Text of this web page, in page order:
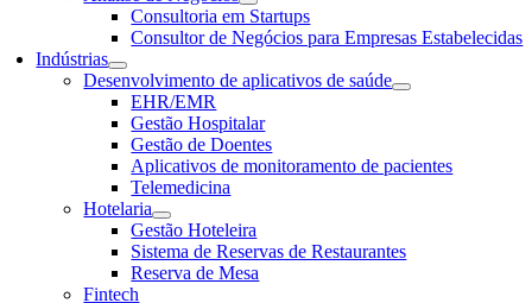
Consultoria em Startups
Consultor de Negócios para Empresas Estabelecidas
Indústrias
Desenvolvimento de aplicativos de saúde
EHR/EMR
Gestão Hospitalar
Gestão de Doentes
Aplicativos de monitoramento de pacientes
Telemedicina
Hotelaria
Gestão Hoteleira
Sistema de Reservas de Restaurantes
Reserva de Mesa
Fintech